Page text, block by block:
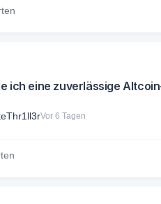
ich eine zuverlässige
Vor 6 Tagen